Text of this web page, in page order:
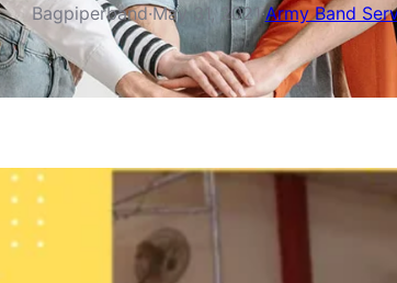
Bagpiperband·May 31, 2021·Army Band